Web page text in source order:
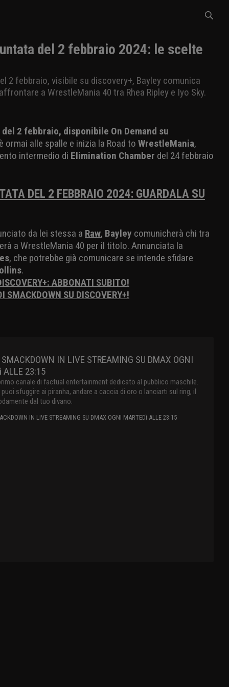
del 2 febbraio 2024: le scelte
2 febbraio, visibile su discovery+, Bayley comunica
a WrestleMania 40 tra Rhea Ripley e Iyo Sky.
2 febbraio, disponibile On Demand su
è ormai alle spalle e inizia la Road to WrestleMania,
intermedio di Elimination Chamber del 24 febbraio
DEL 2 FEBBRAIO 2024: GUARDALA SU
da lei stessa a Raw, Bayley comunicherà chi tra
a WrestleMania 40 per il titolo. Annunciata la
, che potrebbe già comunicare se intende sfidare
.
ABBONATI SUBITO!
SMACKDOWN SU DISCOVERY+!
SMACKDOWN IN LIVE STREAMING SU DMAX OGNI
ALLE 23:15
canale di factual entertainment dedicato al pubblico maschile.
puoi sfuggire ai piranha, andare a caccia di oro o lanciarti sul ring, il
dal tuo divano.
IN LIVE STREAMING SU DMAX OGNI MARTEDì ALLE 23:15